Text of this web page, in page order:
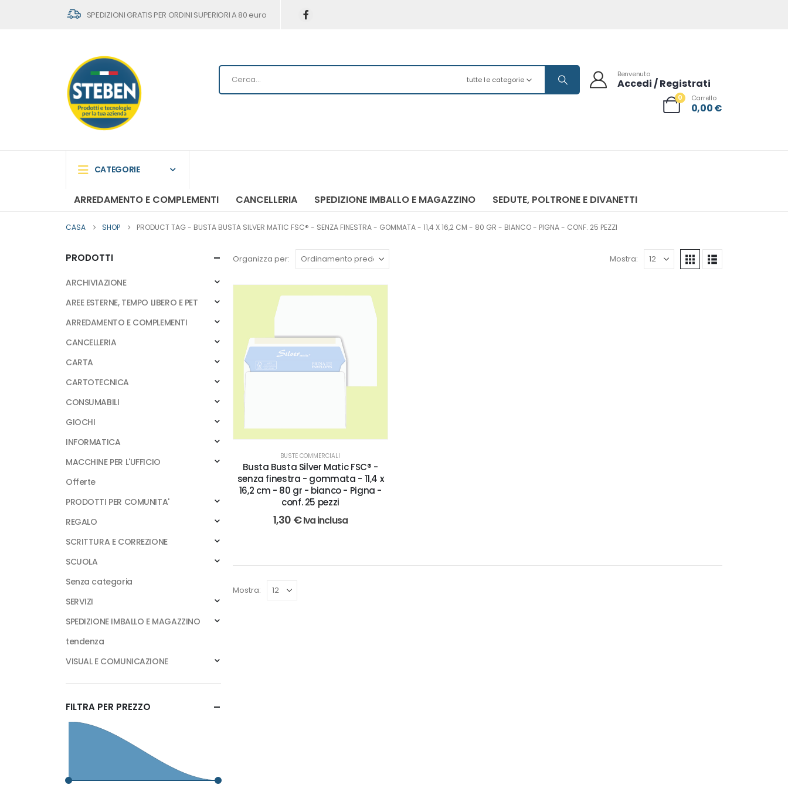
SPEDIZIONI GRATIS PER ORDINI SUPERIORI A 80 euro
tutte le categorie
Benvenuto
Accedi / Registrati
0 Carrello
0,00€
CATEGORIE
ARREDAMENTO E COMPLEMENTI CANCELLERIA SPEDIZIONE IMBALLO E MAGAZZINO SEDUTE, POLTRONE E DIVANETTI
CASA SHOP PRODUCT TAG - BUSTA BUSTA SILVER MATIC FSC® - SENZA FINESTRA - GOMMATA - 11,4 X 16,2 CM - 80 GR - BIANCO - PIGNA - CONF. 25 PEZZI
Organizza per: Mostra:
BUSTE COMMERCIALI
Busta Busta Silver Matic FSC® -
senza finestra - gommata - 11,4 x
16,2 cm - 80 gr - bianco - Pigna -
conf. 25 pezzi
1,30 €Iva inclusa
Mostra:
PRODOTTI
ARCHIVIAZIONE
AREE ESTERNE, TEMPO LIBERO E PET
ARREDAMENTO E COMPLEMENTI
CANCELLERIA
CARTA
CARTOTECNICA
CONSUMABILI
GIOCHI
INFORMATICA
MACCHINE PER L'UFFICIO
Offerte
PRODOTTI PER COMUNITA'
REGALO
SCRITTURA E CORREZIONE
SCUOLA
Senza categoria
SERVIZI
SPEDIZIONE IMBALLO E MAGAZZINO
tendenza
VISUAL E COMUNICAZIONE
FILTRA PER PREZZO